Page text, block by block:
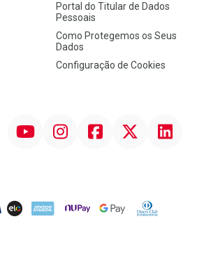
Portal do Titular de Dados
Pessoais
Como Protegemos os Seus
Dados
Configuração de Cookies
InstagramFacebookTwitter Linkedin
ELO AMEX NuPay Google PayDiners Club